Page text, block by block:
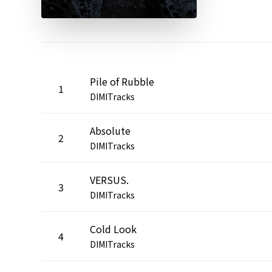
1 Pile of Rubble
DIMITracks
2 Absolute
DIMITracks
3 VERSUS.
DIMITracks
4 Cold Look
DIMITracks